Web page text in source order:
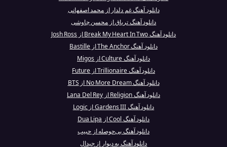
دانلود آهنگ غم دلدار از محمد اصفهانی
دانلود آهنگ تریاق از محسن چاوشی
دانلود آهنگ Break My Heart In Two از Josh Ross
دانلود آهنگ The Anchor از Bastille
دانلود آهنگ Culture از Migos
دانلود آهنگ Trillionaire از Future
دانلود آهنگ No More Dream از BTS
دانلود آهنگ Religion از Lana Del Rey
دانلود آهنگ Gardens III از Logic
دانلود آهنگ Cool از Dua Lipa
دانلود آهنگ بی‌حوصله از حبیب
دانلود آهنگ یه دیوار از جیدال